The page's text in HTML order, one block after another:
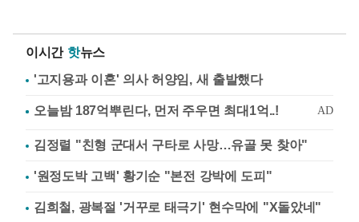
이시간 핫뉴스
'고지용과 이혼' 의사 허양임, 새 출발했다
김정렬 "친형 군대서 구타로 사망…유골 못 찾아"
'원정도박 고백' 황기순 "본전 강박에 도피"
김희철, 광복절 '거꾸로 태극기' 현수막에 "X돌았네"